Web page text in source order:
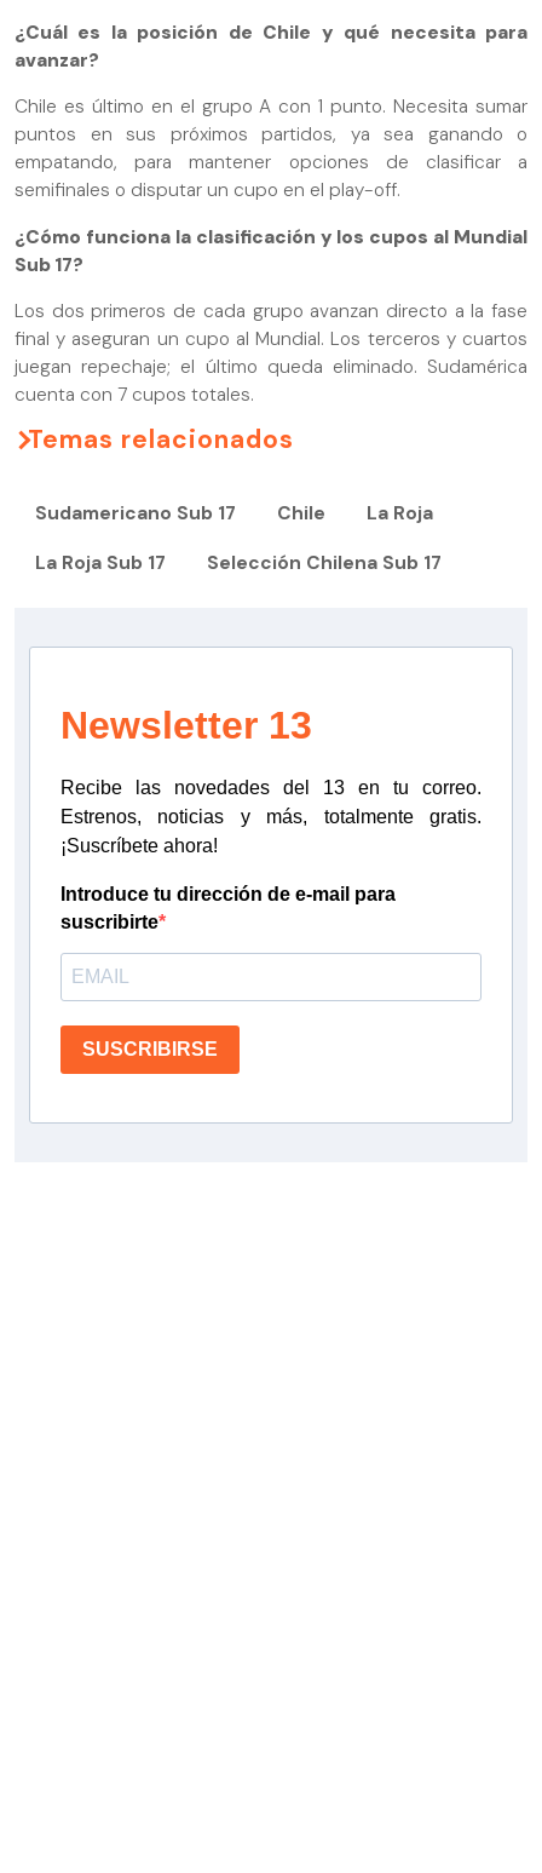
¿Cuál es la posición de Chile y qué necesita para
avanzar?
Chile es último en el grupo A con 1 punto. Necesita sumar
puntos en sus próximos partidos, ya sea ganando o
empatando, para mantener opciones de clasificar a
semifinales o disputar un cupo en el play-off.
¿Cómo funciona la clasificación y los cupos al Mundial
Sub 17?
Los dos primeros de cada grupo avanzan directo a la fase
final y aseguran un cupo al Mundial. Los terceros y cuartos
juegan repechaje; el último queda eliminado. Sudamérica
cuenta con 7 cupos totales.
Temas relacionados
Sudamericano Sub 17 Chile La Roja
La Roja Sub 17 Selección Chilena Sub 17
Newsletter 13
Recibe las novedades del 13 en tu correo.
Estrenos, noticias y más, totalmente gratis.
¡Suscríbete ahora!
Introduce tu dirección de e-mail para
suscribirte
SUSCRIBIRSE